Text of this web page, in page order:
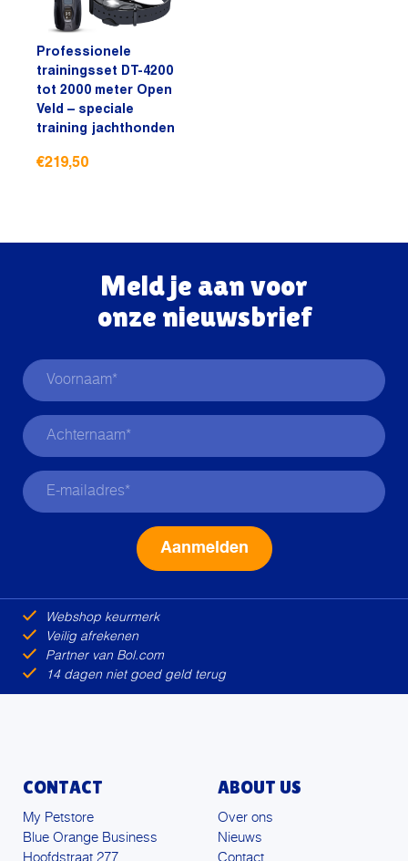
Professionele
trainingsset DT-4200
tot 2000 meter Open
Veld – speciale
training jachthonden
€219,50
Meld je aan voor
onze nieuwsbrief
Webshop keurmerk
Veilig afrekenen
Partner van Bol.com
14 dagen niet goed geld terug
CONTACT
My Petstore
Blue Orange Business
Hoofdstraat 277
ABOUT US
Over ons
Nieuws
Contact